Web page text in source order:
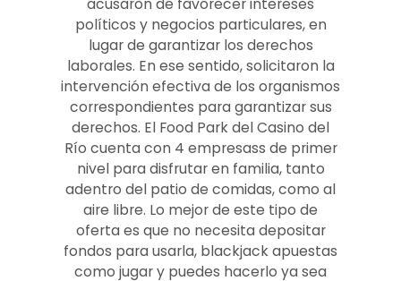
acusaron de favorecer intereses
políticos y negocios particulares, en
lugar de garantizar los derechos
laborales. En ese sentido, solicitaron la
intervención efectiva de los organismos
correspondientes para garantizar sus
derechos. El Food Park del Casino del
Río cuenta con 4 empresass de primer
nivel para disfrutar en familia, tanto
adentro del patio de comidas, como al
aire libre. Lo mejor de este tipo de
oferta es que no necesita depositar
fondos para usarla, blackjack apuestas
como jugar y puedes hacerlo ya sea